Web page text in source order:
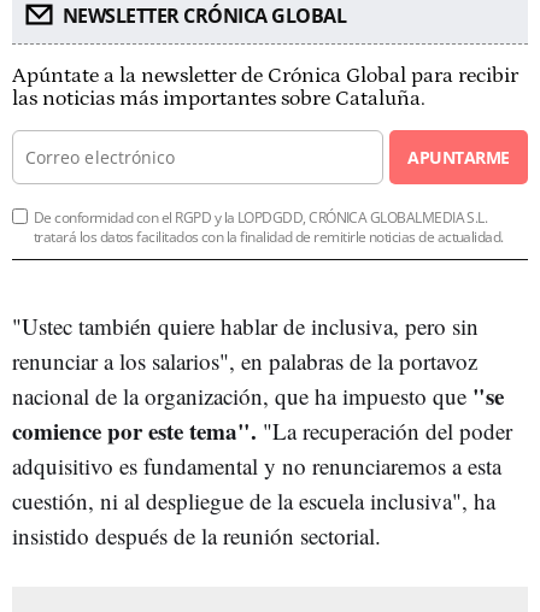
NEWSLETTER CRÓNICA GLOBAL
Apúntate a la newsletter de Crónica Global para recibir
las noticias más importantes sobre Cataluña.
APUNTARME
De conformidad con el RGPD y la LOPDGDD, CRÓNICA GLOBALMEDIA S.L.
tratará los datos facilitados con la finalidad de remitirle noticias de actualidad.
"Ustec también quiere hablar de inclusiva, pero sin
renunciar a los salarios", en palabras de la portavoz
nacional de la organización, que ha impuesto que "se
comience por este tema". "La recuperación del poder
adquisitivo es fundamental y no renunciaremos a esta
cuestión, ni al despliegue de la escuela inclusiva", ha
insistido después de la reunión sectorial.